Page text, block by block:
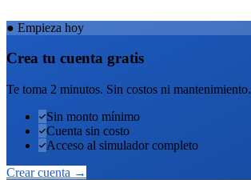
● Empieza hoy
Crea tu cuenta gratis
Te toma 2 minutos. Sin costos ni mantenimiento.
Sin monto mínimo
Cuenta sin costo
Acceso al simulador completo
Crear cuenta →